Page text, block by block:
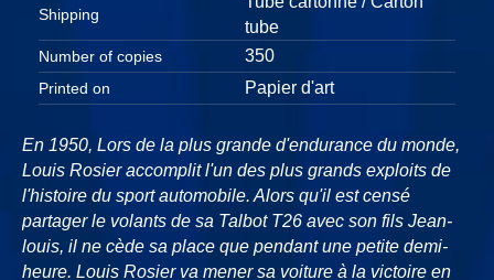
Shipping
tube
Number of copies 350
Printed on Papier d'art
En 1950, Lors de la plus grande d'endurance du monde,
Louis Rosier accomplit l'un des plus grands exploits de
l'histoire du sport automobile. Alors qu'il est censé
partager le volants de sa Talbot T26 avec son fils Jean-
louis, il ne cède sa place que pendant une petite demi-
heure. Louis Rosier va mener sa voiture à la victoire en